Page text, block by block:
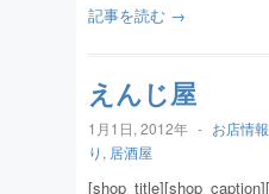
記事を読む →
えんじ屋
1月1日, 2012年 - お店情報
り , 居酒屋